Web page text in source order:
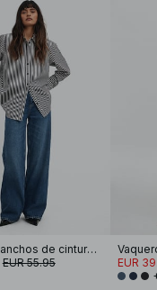
Vaqueros anchos de cintura alta
EUR 55.95
EUR